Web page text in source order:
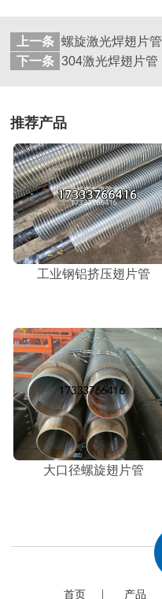
上一条 螺旋激光焊翅片管
下一条 304激光焊翅片管
推荐产品
工业钢铝挤压翅片管
大口径螺旋翅片管
首页 产品